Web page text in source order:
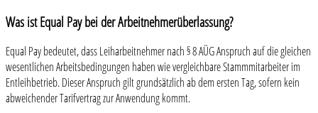
Was ist Equal Pay bei der Arbeitnehmerüberlassung?
Equal Pay bedeutet, dass Leiharbeitnehmer nach § 8 AÜG Anspruch auf die gleichen
wesentlichen Arbeitsbedingungen haben wie vergleichbare Stammmitarbeiter im
Entleihbetrieb. Dieser Anspruch gilt grundsätzlich ab dem ersten Tag, sofern kein
abweichender Tarifvertrag zur Anwendung kommt.